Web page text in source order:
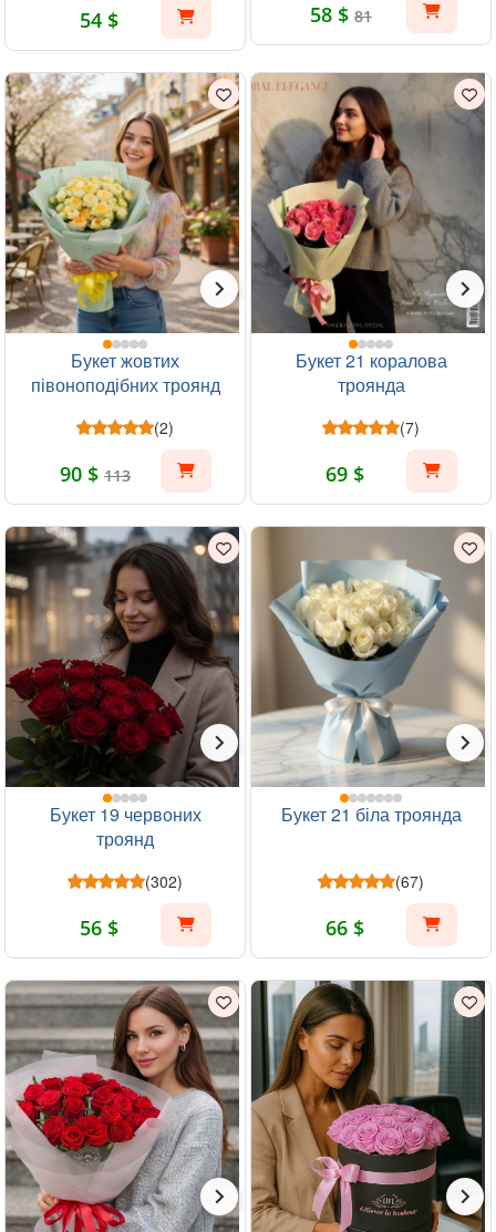
54 $ 58 $ 81
Букет жовтих
півоноподібних троянд
(2)
90 $ 113
Букет 21 коралова
троянда
(7)
69 $
Букет 19 червоних
троянд
(302)
56 $
Букет 21 біла троянда
(67)
66 $